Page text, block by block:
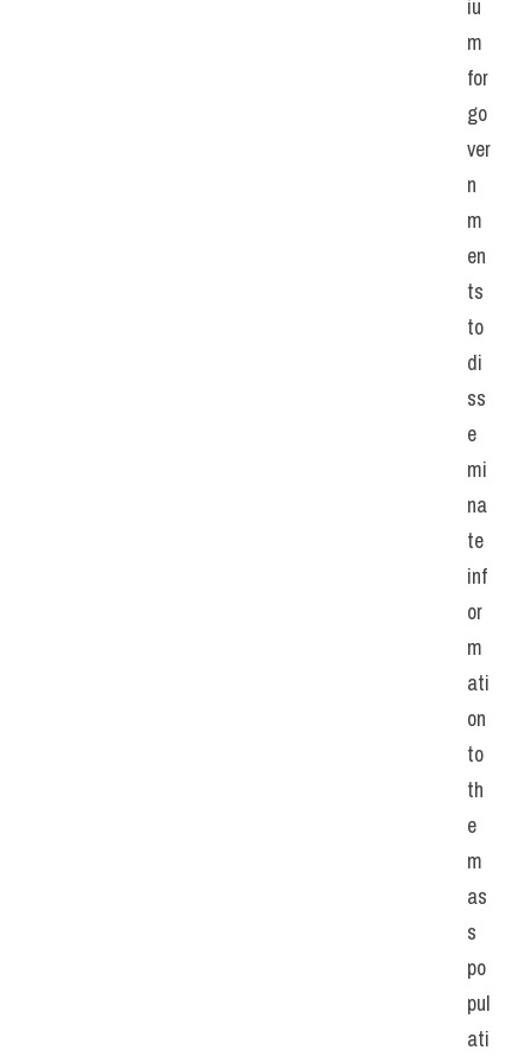
iu
m
for
go
ver
n
m
en
ts
to
di
ss
e
mi
na
te
inf
or
m
ati
on
to
th
e
m
as
s
po
pul
ati